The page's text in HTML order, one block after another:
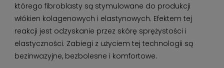
którego fibroblasty są stymulowane do produkcji
włókien kolagenowych i elastynowych. Efektem tej
reakcji jest odzyskanie przez skórę sprężystości i
elastyczności. Zabiegi z użyciem tej technologii są
bezinwazyjne, bezbolesne i komfortowe.